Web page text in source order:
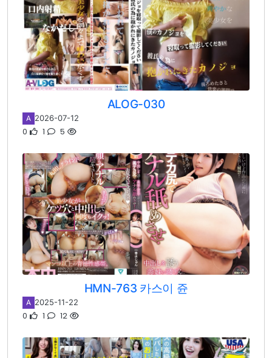
ALOG-030
A 2026-07-12
0 1 5
HMN-763 카스이 쥰
A 2025-11-22
0 1 12